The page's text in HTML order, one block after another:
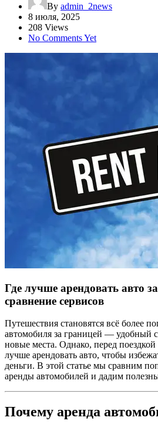
By admin_2news
8 июля, 2025
208 Views
No Comments Yet
Где лучше арендовать авто
сравнение сервисов
Путешествия становятся всё более
автомобиля за границей — удобный
новые места. Однако, перед поездкой
лучше арендовать авто, чтобы
деньги. В этой статье мы сравним
аренды автомобилей и дадим
Почему аренда